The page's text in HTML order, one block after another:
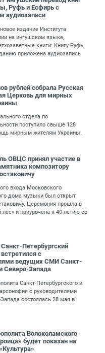
Руфь и Есфирь с
аудиозаписи
издание Института
на ингушском языке,
книги: Книгу Руфь,
приложена аудиозапись
рублей собрала Русская
Церковь для мирных
отдела по
поступило свыше 128
мирным жителям Украины.
ОВЦС принял участие в
композитору
входа Московского
дома музыки был открыт
Церемония прошла в
и приурочена к 40-летию со
Петербургский
с
ведущих СМИ Санкт-
Северо-Запада
Санкт-Петербургского и
с руководителями
состоялась 28 мая в
Волоколамского
будет показан на